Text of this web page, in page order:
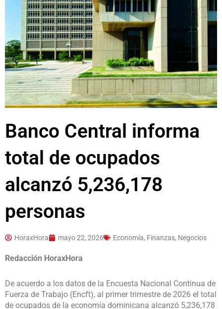
Banco Central informa
total de ocupados
alcanzó 5,236,178
personas
HoraxHora mayo 22, 2026 Economía, Finanzas, Negocios
Redacción HoraxHora
De acuerdo a los datos de la Encuesta Nacional Continua de
Fuerza de Trabajo (Encft), al primer trimestre de 2026 el total
de ocupados de la economía dominicana alcanzó 5,236,178